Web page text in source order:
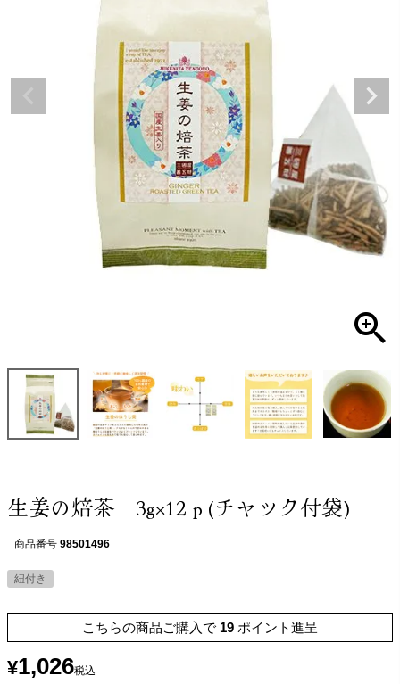
生姜の焙茶 3g×12ｐ(チャック付袋)
商品番号 98501496
紐付き
こちらの商品ご購入で 19 ポイント進呈
¥1,026税込